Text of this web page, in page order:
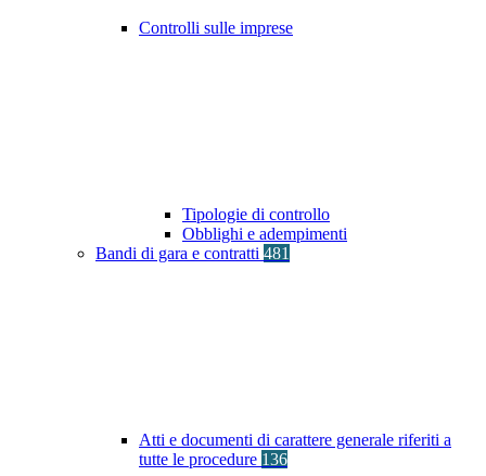
Controlli sulle imprese
Tipologie di controllo
Obblighi e adempimenti
Bandi di gara e contratti 481
Atti e documenti di carattere generale riferiti a
tutte le procedure 136